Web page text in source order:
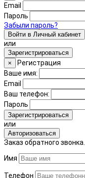
Email
Пароль
Забыли пароль?
Войти в Личный кабинет
или
Зарегистрироваться
×
Регистрация
Ваше имя:
Email
Ваш телефон:
Пароль
Зарегистрироваться
или
Авторизоваться
Заказ обратного звонка.
Имя
Телефон